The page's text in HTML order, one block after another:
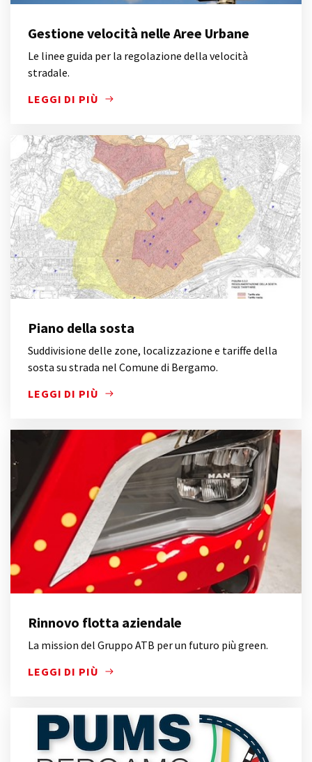
Gestione velocità nelle Aree Urbane
Le linee guida per la regolazione della velocità
stradale.
LEGGI DI PIÙ
LE LINEE GUIDA PER LA REGOLAZIONE DELLA
Piano della sosta
Suddivisione delle zone, localizzazione e tariffe della
sosta su strada nel Comune di Bergamo.
LEGGI DI PIÙ
SUDDIVISIONE DELLE ZONE, LOCALIZZAZIONE E
Rinnovo flotta aziendale
La mission del Gruppo ATB per un futuro più green.
LEGGI DI PIÙ
LA MISSION DEL GRUPPO ATB PER UN FUTURO PIÙ